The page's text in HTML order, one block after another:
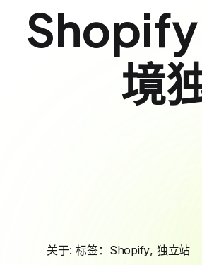
Shopify
境
关于: 标签： Shopify, 独立站